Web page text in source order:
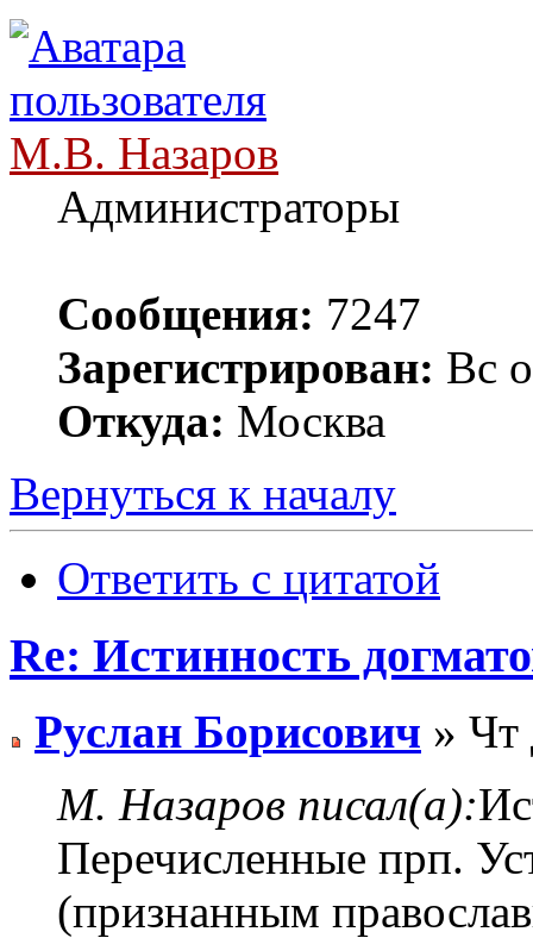
М.В. Назаров
Администраторы
Сообщения: 7247
Зарегистрирован: Вс
Откуда: Москва
Вернуться к началу
Ответить с цитатой
Re: Истинность
Руслан Борисович » Чт
М. Назаров писал(а):
Перечисленные прп.
(признанным